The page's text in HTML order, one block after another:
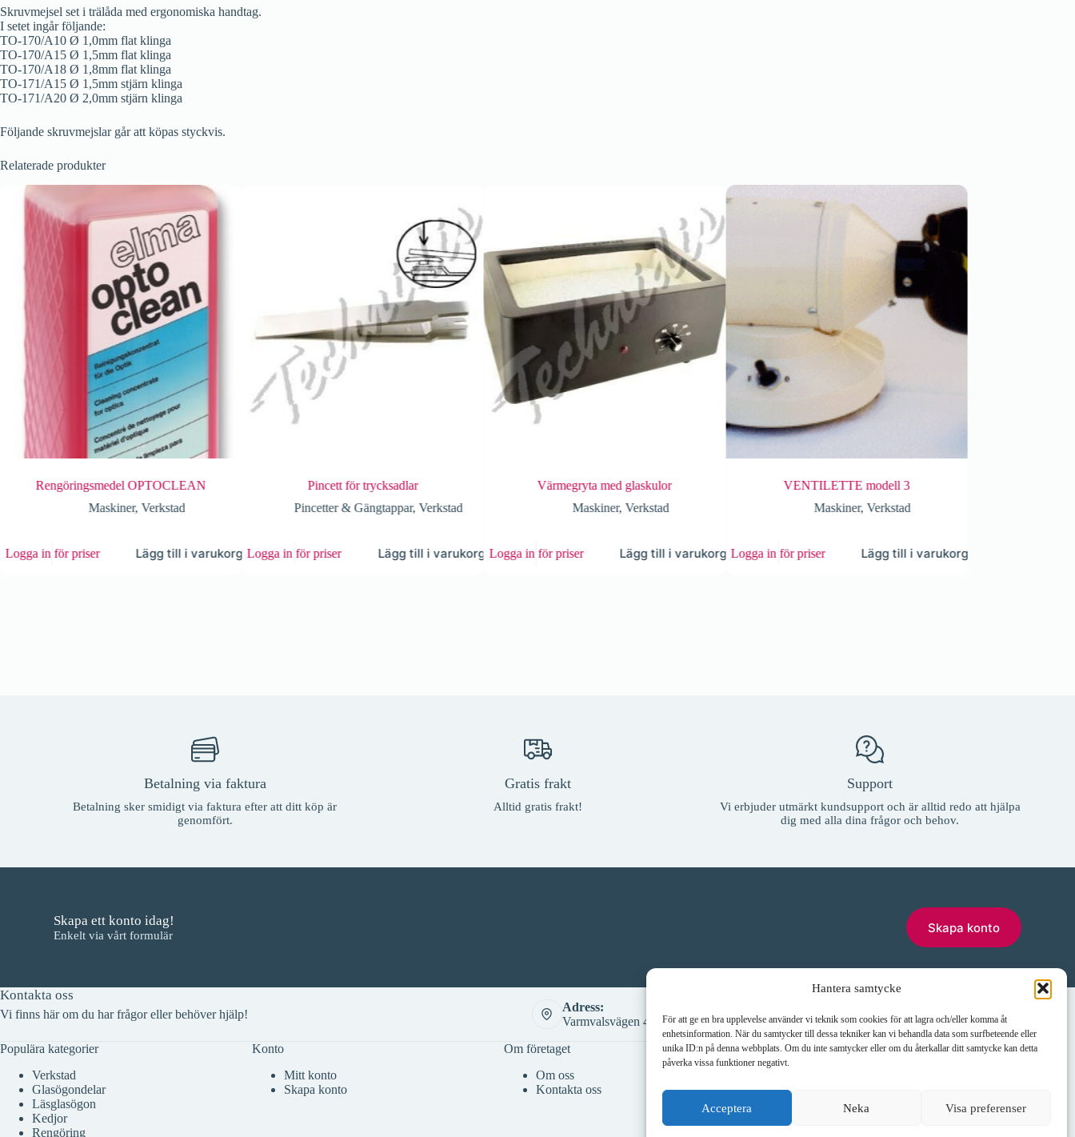
Hantera samtycke
För att ge en bra upplevelse använder vi teknik som cookies för att lagra och/eller komma åt
enhetsinformation. När du samtycker till dessa tekniker kan vi behandla data som surfbeteende eller
unika ID:n på denna webbplats. Om du inte samtycker eller om du återkallar ditt samtycke kan detta
påverka vissa funktioner negativt.
Acceptera Neka Visa preferenser
Skruvmejsel set i trälåda med ergonomiska handtag.
I setet ingår följande:
TO-170/A10 Ø 1,0mm flat klinga
TO-170/A15 Ø 1,5mm flat klinga
TO-170/A18 Ø 1,8mm flat klinga
TO-171/A15 Ø 1,5mm stjärn klinga
TO-171/A20 Ø 2,0mm stjärn klinga
Följande skruvmejslar går att köpas styckvis.
Relaterade produkter
Rengöringsmedel OPTOCLEAN
Maskiner,Verkstad
Logga in för priser Lägg till i varukorg
Pincett för trycksadlar
Pincetter & Gängtappar,Verkstad
Logga in för priser Lägg till i varukorg
Värmegryta med glaskulor
Maskiner,Verkstad
Logga in för priser Lägg till i varukorg
VENTILETTE modell 3
Maskiner,Verkstad
Logga in för priser Lägg till i varukorg
Betalning via faktura
Betalning sker smidigt via faktura efter att ditt köp är
genomfört.
Gratis frakt
Alltid gratis frakt!
Support
Vi erbjuder utmärkt kundsupport och är alltid redo att hjälpa
dig med alla dina frågor och behov.
Skapa ett konto idag!
Enkelt via vårt formulär Skapa konto
Kontakta oss
Vi finns här om du har frågor eller behöver hjälp!
Adress:
Varmvalsvägen 4, 721 30 Västerås
035-10 11 00
info@janneklasse.se
Populära kategorier
Verkstad
Glasögondelar
Läsglasögon
Kedjor
Rengöring
Konto
Mitt konto
Skapa konto
Om företaget
Om oss
Kontakta oss